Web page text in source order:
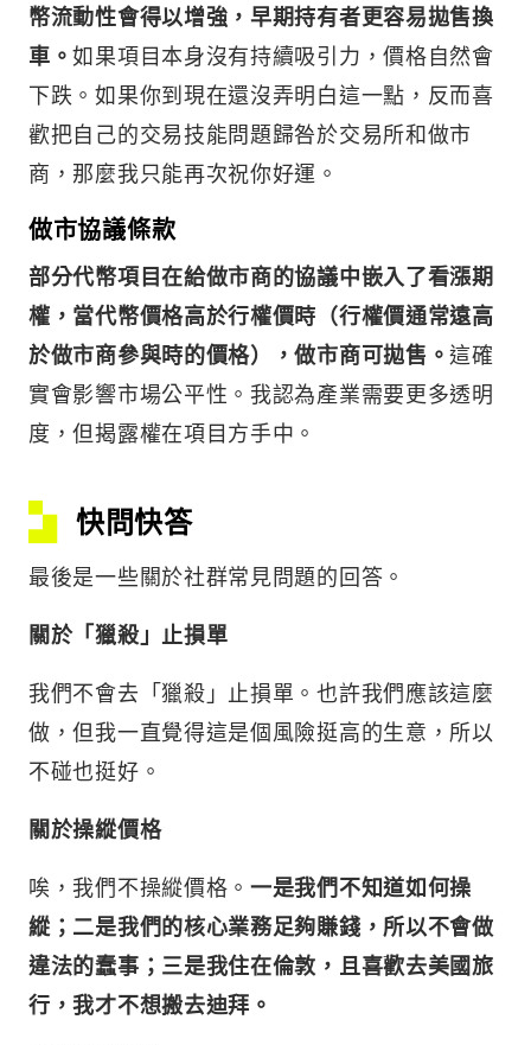
幣流動性會得以增強，早期持有者更容易拋售換
車。如果項目本身沒有持續吸引力，價格自然會
下跌。如果你到現在還沒弄明白這一點，反而喜
歡把自己的交易技能問題歸咎於交易所和做市
商，那麼我只能再次祝你好運。
做市協議條款
部分代幣項目在給做市商的協議中嵌入了看漲期
權，當代幣價格高於行權價時（行權價通常遠高
於做市商參與時的價格），做市商可拋售。這確
實會影響市場公平性。我認為產業需要更多透明
度，但揭露權在項目方手中。
快問快答
最後是一些關於社群常見問題的回答。
關於「獵殺」止損單
我們不會去「獵殺」止損單。也許我們應該這麼
做，但我一直覺得這是個風險挺高的生意，所以
不碰也挺好。
關於操縱價格
唉，我們不操縱價格。 一是我們不知道如何操
縱；二是我們的核心業務足夠賺錢，所以不會做
違法的蠢事；三是我住在倫敦，且喜歡去美國旅
行，我才不想搬去迪拜。